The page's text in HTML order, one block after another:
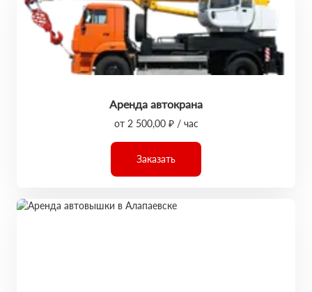
Аренда автокрана
от 2 500,00 ₽ / час
Заказать